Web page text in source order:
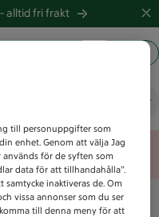
alltid fri frakt
till personuppgifter som
enhet. Genom att välja Jag
för de syften som
data för att tillhandahålla”.
inaktiveras de. Om
vissa annonser som du ser
till denna meny för att